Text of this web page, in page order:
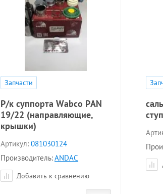
Запчасти
Р/к суппорта Wabco PAN
19/22 (направляющие,
крышки)
Артикул: 081030124
Производитель:ANDAC
Добавить к сравнению